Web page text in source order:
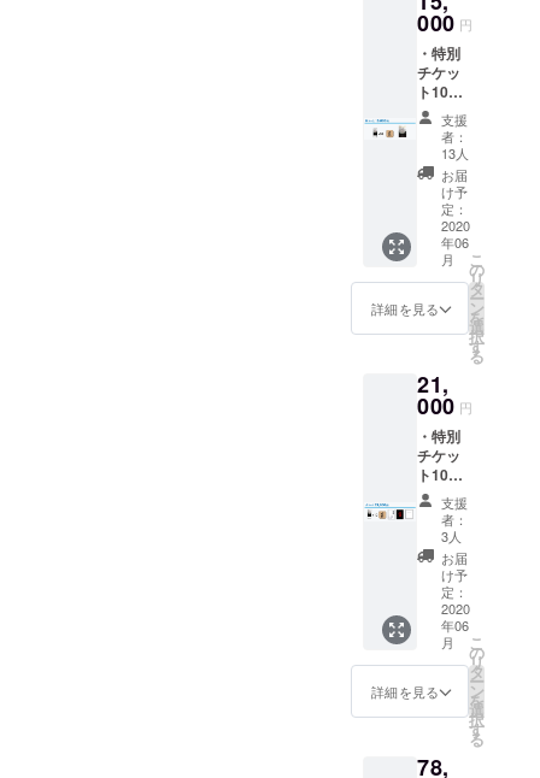
督作品
『真夜
中の昼
下が
り』
DVD ・
榎本桜
監督:主
演作品
『宝物
の抱き
かた』
DVD ※
画像は
イメー
ジで
場合が
ござい
ます。
000 円
・特別
チケッ
ト10枚
・映画
『いつ
くしみ
ふか
き』オ
リジナ
ルコー
スター
・ポス
ター ※
画像は
イメー
ジで
際とは
異なる
場合が
ござい
ます。
支援
者：
13人
お届
け予
定：
2020
年06
月
詳細を見る
こ
の
リ
タ
ー
ン
を
選
択
す
る
21,
000 円
・特別
チケッ
ト10枚
・映画
『いつ
くしみ
ふか
き』オ
リジナ
ルコー
スター
・大山
監督作
品『ほ
るも
ん』
大山監
支援
者：
3人
お届
け予
定：
2020
年06
月
詳細を見る
こ
の
リ
タ
ー
ン
を
選
択
す
る
78,